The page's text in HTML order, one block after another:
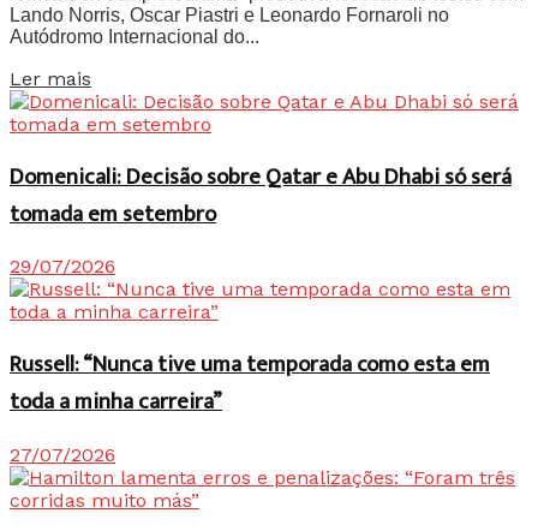
Lando Norris, Oscar Piastri e Leonardo Fornaroli no
Autódromo Internacional do...
Ler mais
Domenicali: Decisão sobre Qatar e Abu Dhabi só será
tomada em setembro
29/07/2026
Russell: “Nunca tive uma temporada como esta em
toda a minha carreira”
27/07/2026